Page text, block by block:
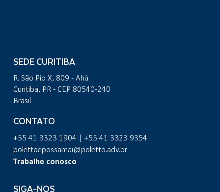
SEDE CURITIBA
R. São Pio X, 809 - Ahú
Curitiba, PR - CEP 80540-240
Brasil
CONTATO
+55 41 3323 1904 | +55 41 3323 9354
polettoepossamai@poletto.adv.br
Trabalhe conosco
SIGA-NOS